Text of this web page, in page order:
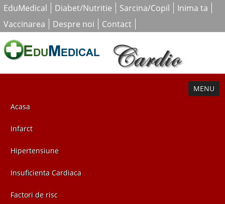
EduMedical Diabet/Nutritie Sarcina/Copil
Inima ta
Vaccinarea
Despre noi Contact
MENU
Acasa
Infarct
Hipertensiune
Insuficienta Cardiaca
Factori de risc